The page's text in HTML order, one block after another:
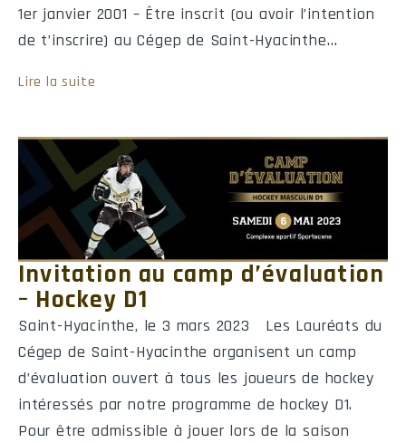
1er janvier 2001 – Être inscrit (ou avoir l’intention
de t’inscrire) au Cégep de Saint-Hyacinthe…
Lire la suite
Invitation au camp d’évaluation
– Hockey D1
Saint-Hyacinthe, le 3 mars 2023 Les Lauréats du
Cégep de Saint-Hyacinthe organisent un camp
d’évaluation ouvert à tous les joueurs de hockey
intéressés par notre programme de hockey D1.
Pour être admissible à jouer lors de la saison